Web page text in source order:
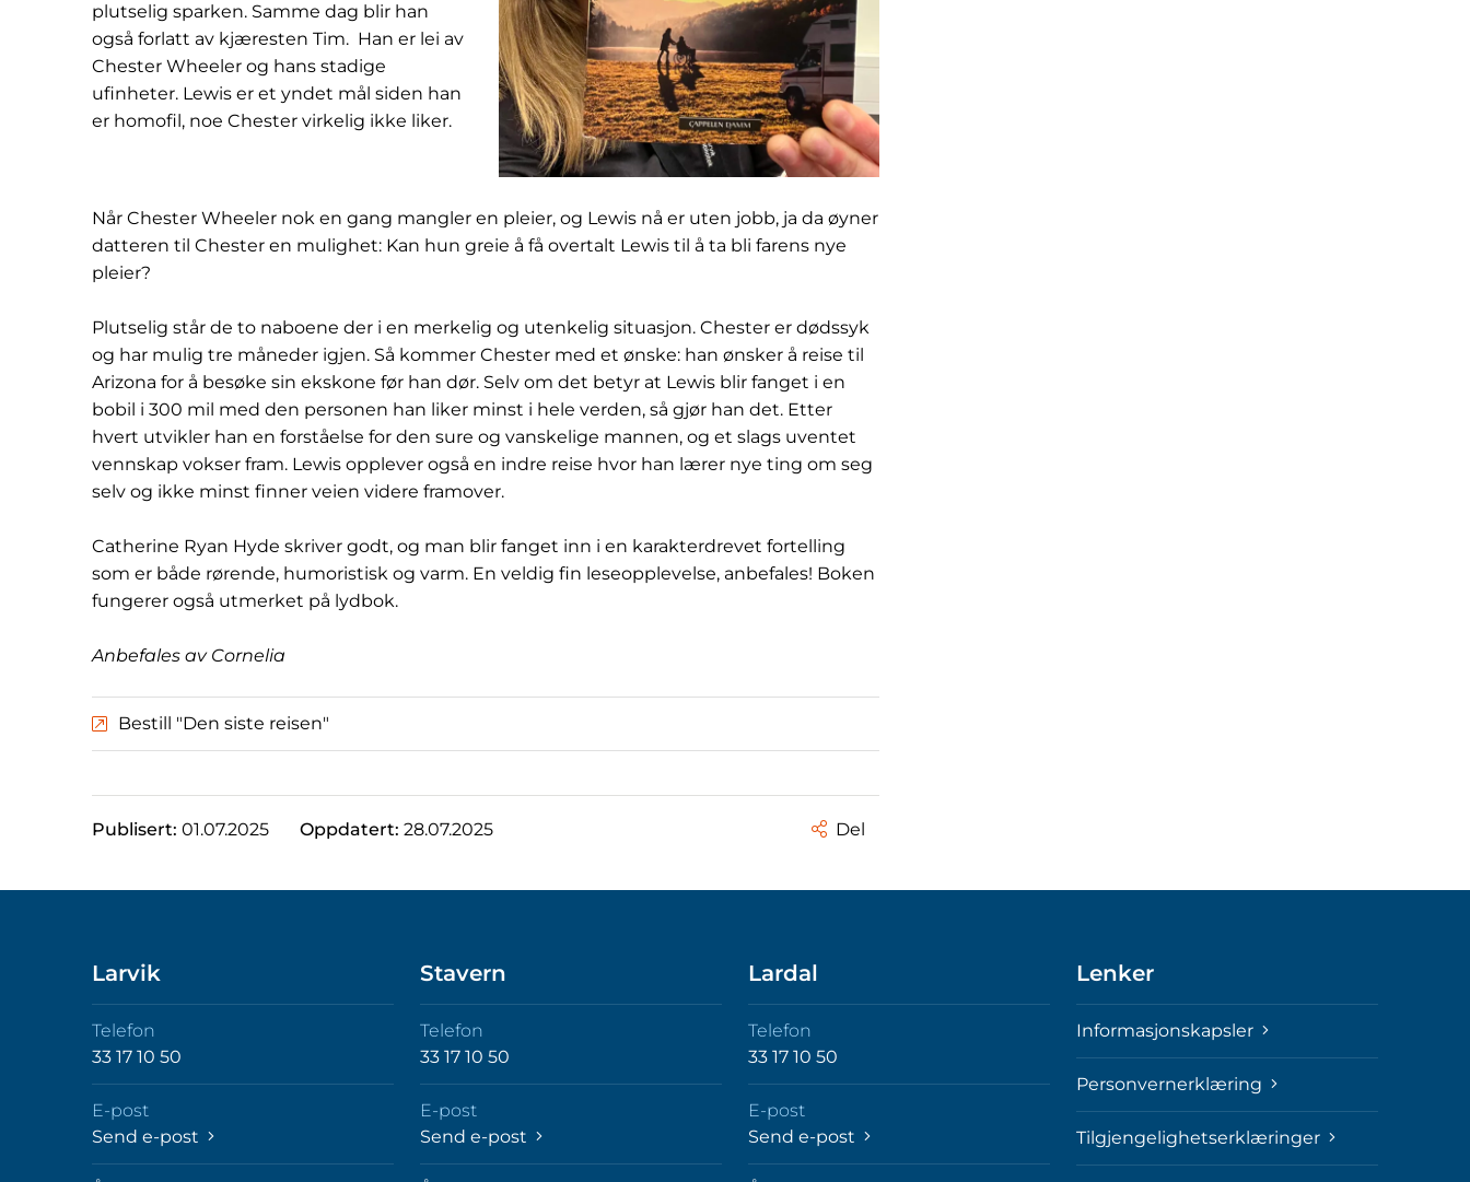
plutselig sparken. Samme dag blir han
også forlatt av kjæresten Tim. Han er lei av
Chester Wheeler og hans stadige
ufinheter. Lewis er et yndet mål siden han
er homofil, noe Chester virkelig ikke liker.
Når Chester Wheeler nok en gang mangler en pleier, og Lewis nå er uten jobb, ja da øyner
datteren til Chester en mulighet: Kan hun greie å få overtalt Lewis til å ta bli farens nye
pleier?
Plutselig står de to naboene der i en merkelig og utenkelig situasjon. Chester er dødssyk
og har mulig tre måneder igjen. Så kommer Chester med et ønske: han ønsker å reise til
Arizona for å besøke sin ekskone før han dør. Selv om det betyr at Lewis blir fanget i en
bobil i 300 mil med den personen han liker minst i hele verden, så gjør han det. Etter
hvert utvikler han en forståelse for den sure og vanskelige mannen, og et slags uventet
vennskap vokser fram. Lewis opplever også en indre reise hvor han lærer nye ting om seg
selv og ikke minst finner veien videre framover.
Catherine Ryan Hyde skriver godt, og man blir fanget inn i en karakterdrevet fortelling
som er både rørende, humoristisk og varm. En veldig fin leseopplevelse, anbefales! Boken
fungerer også utmerket på lydbok.
Anbefales av Cornelia
Bestill "Den siste reisen"
Publisert: 01.07.2025 Oppdatert: 28.07.2025 Del
Larvik
Telefon
33 17 10 50
E-post
Send e-post
Stavern
Telefon
33 17 10 50
E-post
Send e-post
Lardal
Telefon
33 17 10 50
E-post
Send e-post
Lenker
Informasjonskapsler
Personvernerklæring
Tilgjengelighetserklæringer